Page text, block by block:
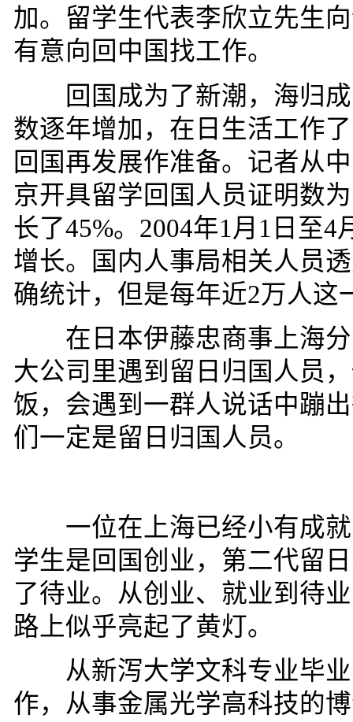
加。留学生代表李欣立先生
有意向回中国找工作。
回国成为了新潮，海归成
数逐年增加，在日生活工作
回国再发展作准备。记者从
京开具留学回国人员证明数为
长了45%。 2004年1 月 1 日至4
增长。国内人事局相关人员
确统计，但是每年近2万人这
在日本伊藤忠商事上海分
大公司里遇到留日归国人员
饭，会遇到一群人说话中蹦
们一定是留日归国人员。
一位在上海已经小有成就
学生是回国创业，第二代留
了待业。从创业、就业到待
路上似乎亮起了黄灯。
从新泻大学文科专业毕
作，从事金属光学高科技的